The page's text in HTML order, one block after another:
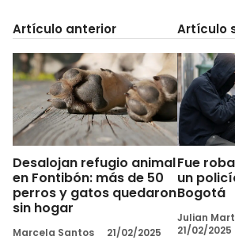
Artículo anterior
Desalojan refugio animal
en Fontibón: más de 50
perros y gatos quedaron
sin hogar
Marcela Santos 21/02/2025
Artículo
Fue
un
Bogotá
Julian
21/02/2025